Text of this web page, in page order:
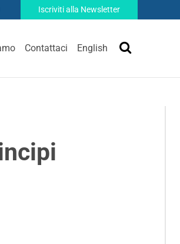
Iscriviti alla Newsletter
Contattaci English